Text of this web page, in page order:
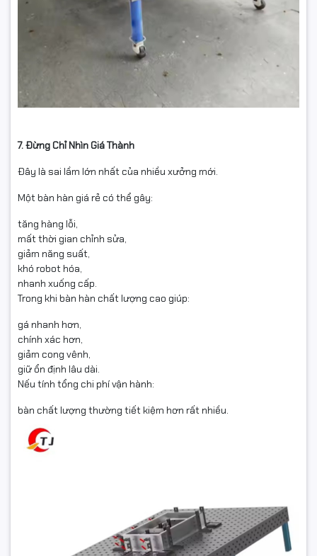
7. Đừng Chỉ Nhìn Giá Thành
Đây là sai lầm lớn nhất của nhiều xưởng mới.
Một bàn hàn giá rẻ có thể gây:
tăng hàng lỗi,
mất thời gian chỉnh sửa,
giảm năng suất,
khó robot hóa,
nhanh xuống cấp.
Trong khi bàn hàn chất lượng cao giúp:
gá nhanh hơn,
chính xác hơn,
giảm cong vênh,
giữ ổn định lâu dài.
Nếu tính tổng chi phí vận hành:
bàn chất lượng thường tiết kiệm hơn rất nhiều.